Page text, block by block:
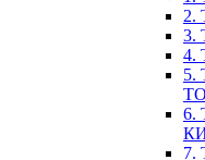
2.
3.
4.
5.
6.
7.